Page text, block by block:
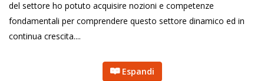
del settore ho potuto acquisire nozioni e competenze
fondamentali per comprendere questo settore dinamico ed in
continua crescita....
Espandi